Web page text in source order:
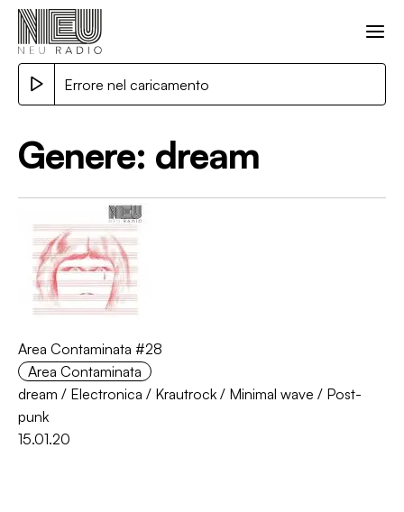
Errore nel caricamento
Genere: dream
Area Contaminata #28
Area Contaminata
dream / Electronica / Krautrock / Minimal wave / Post-
punk
15.01.20